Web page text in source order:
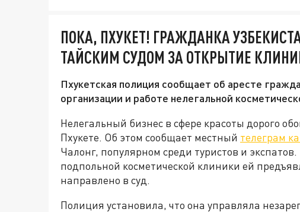
ПОКА, ПХУКЕТ! ГРАЖДАНКА
ТАЙСКИМ СУДОМ ЗА ОТКРЫТИЕ
Пхукетская полиция сообщает об аресте
организации и работе нелегальной
Нелегальный бизнес в сфере красоты дорого
Пхукете. Об этом сообщает местный телеграм
Чалонг, популярном среди туристов и
подпольной косметической клиники ей
направлено в суд.
Полиция установила, что она управляла